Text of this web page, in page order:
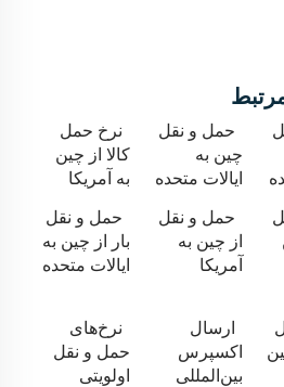
حمل و نقل
چین به
ایالات متحده
نرخ حمل
کالا از چین
به آمریکا
حمل و نقل
از چین به
آمریکا
حمل و نقل
بار از چین به
ایالات متحده
ارسال
اکسپرس
بین‌المللی
نرخ‌های
حمل و نقل
اولویتی